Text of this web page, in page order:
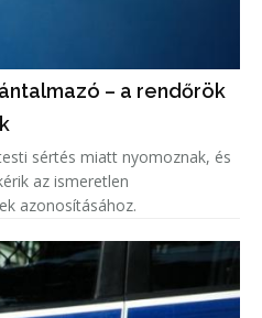
– a rendőrök
sértés miatt nyomoznak, és
az ismeretlen
azonosításához.